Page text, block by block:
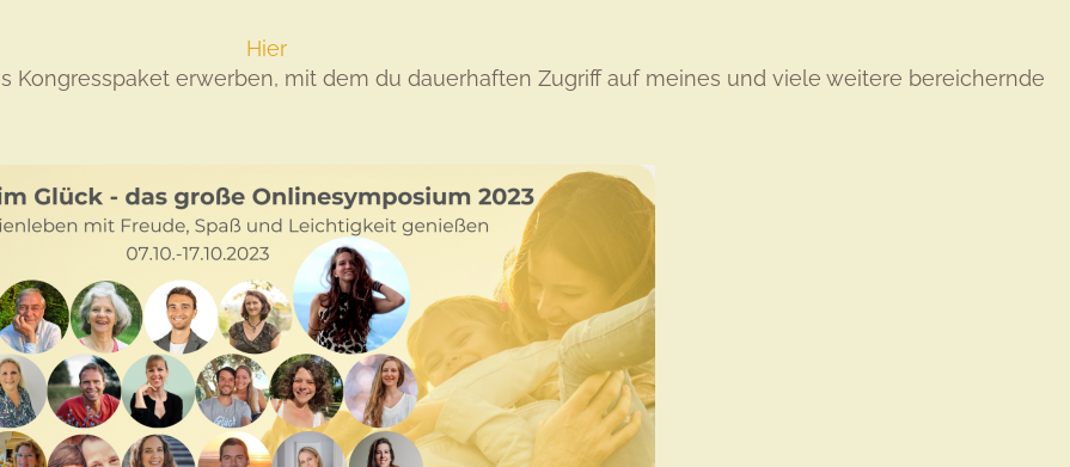
Hier
Kongresspaket erwerben, mit dem du dauerhaften Zugriff auf meines und viele weitere bereichernde